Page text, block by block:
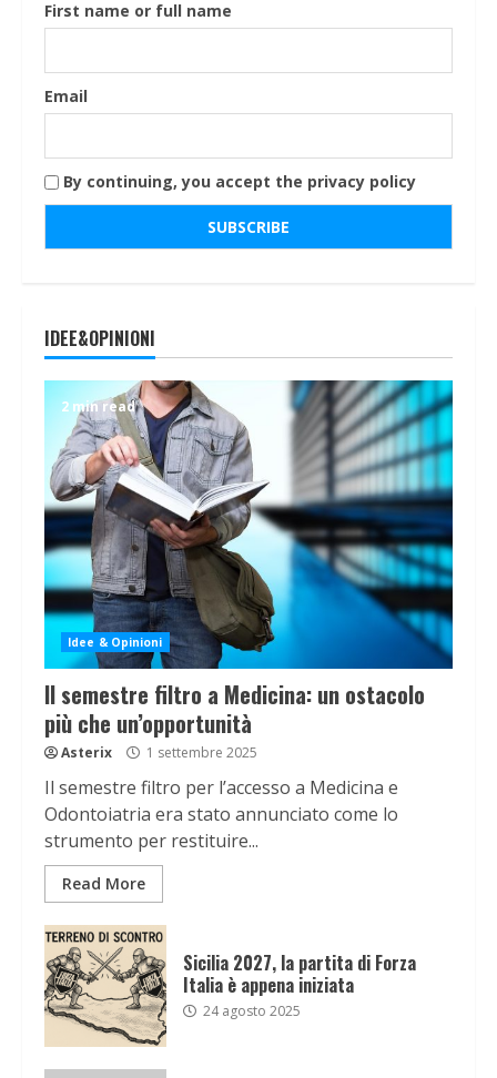
First name or full name
Email
By continuing, you accept the privacy policy
IDEE&OPINIONI
2 min read
Idee & Opinioni
Il semestre filtro a Medicina: un ostacolo
più che un’opportunità
Asterix 1 settembre 2025
Il semestre filtro per l’accesso a Medicina e
Odontoiatria era stato annunciato come lo
strumento per restituire...
Read More
Sicilia 2027, la partita di Forza
Italia è appena iniziata
24 agosto 2025